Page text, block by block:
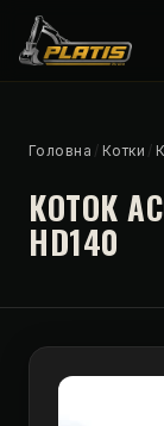
Головна / Котки /
КОТОК
HD140